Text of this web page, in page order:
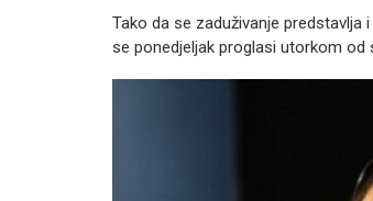
Tako da se zaduživanje
se ponedjeljak proglasi utorkom